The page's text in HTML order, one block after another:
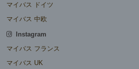
マイバス ドイツ
マイバス 中欧
Instagram
マイバス フランス
マイバス UK